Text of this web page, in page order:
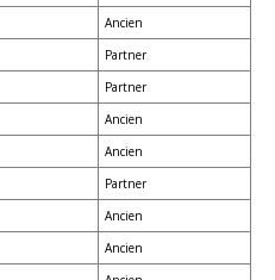
Ancien
Partner
Partner
Ancien
Ancien
Partner
Ancien
Ancien